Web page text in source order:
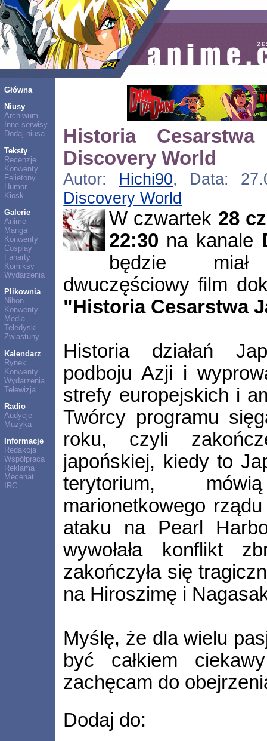
Główna
Niusy
Archiwum
Inne serwisy
Dodaj niusa
Teksty
Recenzje
Konwenty
Felietony
Humor
Kiosk
Galerie
Anime
Manga
Konwenty
Cosplay
Fanarty
Komiksy
Wydarzenia
Plikownia
Nihon
Konwenty
Media
Teledyski
Zwiastuny
Kalendarz
Rynek
Konwenty
Wydarzenia
Telewizja
Radio
Audycje
Muzyka
Informacje
Redakcja
Współpraca
Reklama
Mecenat
IRC
Historia
Discovery World
Autor: Hichi90, Data:
Discovery World
W czwartek 28
22:30 na kanale
będzie
dwuczęściowy film
"Historia Cesarstwa
Historia działań
podboju Azji i
strefy europejskich i
Twórcy programu
roku, czyli
japońskiej, kiedy to
terytorium,
marionetkowego
ataku na Pearl
wywołała konflikt
zakończyła się
na Hiroszimę i
Myślę, że dla wielu
być całkiem
zachęcam do
Dodaj do: